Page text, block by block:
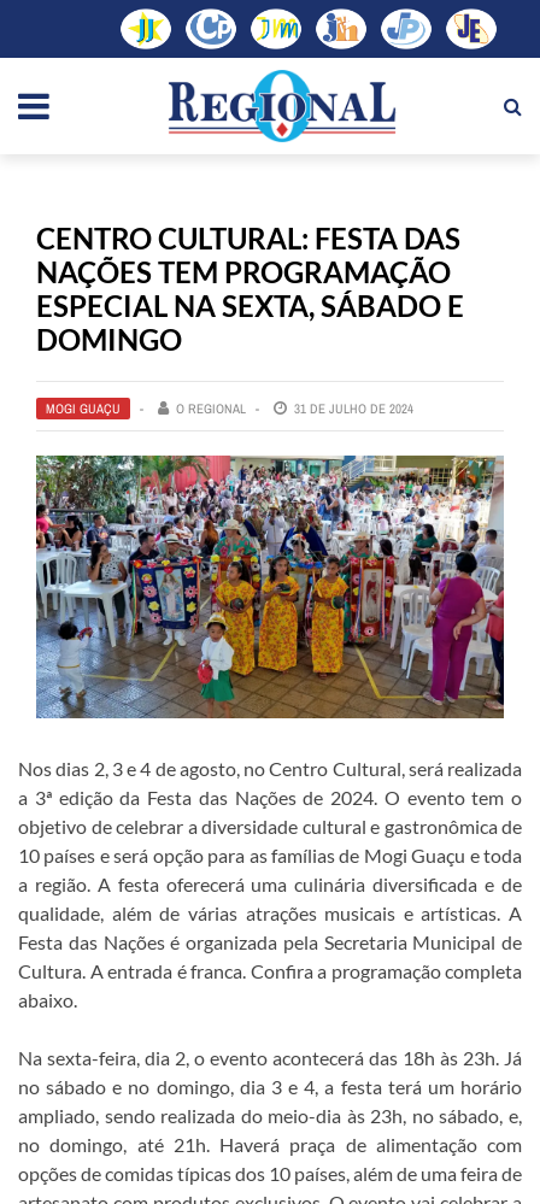
CENTRO CULTURAL: FESTA DAS
NAÇÕES TEM PROGRAMAÇÃO
ESPECIAL NA SEXTA, SÁBADO E
DOMINGO
MOGI GUAÇU O REGIONAL 31 DE JULHO DE 2024
Nos dias 2, 3 e 4 de agosto, no Centro Cultural, será realizada
a 3ª edição da Festa das Nações de 2024. O evento tem o
objetivo de celebrar a diversidade cultural e gastronômica de
10 países e será opção para as famílias de Mogi Guaçu e toda
a região. A festa oferecerá uma culinária diversificada e de
qualidade, além de várias atrações musicais e artísticas. A
Festa das Nações é organizada pela Secretaria Municipal de
Cultura. A entrada é franca. Confira a programação completa
abaixo.
Na sexta-feira, dia 2, o evento acontecerá das 18h às 23h. Já
no sábado e no domingo, dia 3 e 4, a festa terá um horário
ampliado, sendo realizada do meio-dia às 23h, no sábado, e,
no domingo, até 21h. Haverá praça de alimentação com
opções de comidas típicas dos 10 países, além de uma feira de